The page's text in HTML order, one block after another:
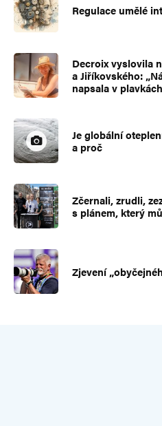
Regulace umělé
Decroix vyslovila
a Jiříkovského:
napsala v plavkách
Je globální
a proč
Zčernali, zrudli,
s plánem, který
Zjevení